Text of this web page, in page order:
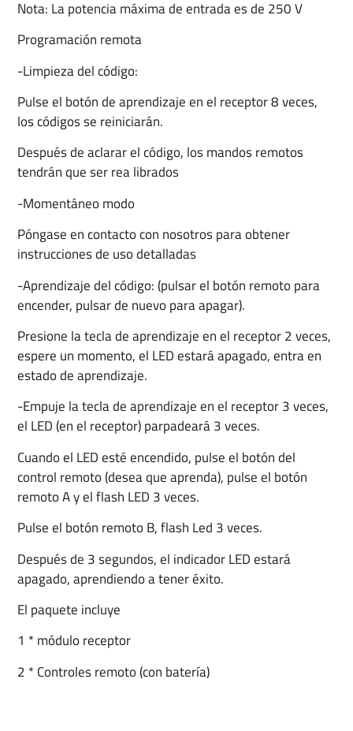
Nota: La potencia máxima de entrada es de 250 V
Programación remota
-Limpieza del código:
Pulse el botón de aprendizaje en el receptor 8 veces,
los códigos se reiniciarán.
Después de aclarar el código, los mandos remotos
tendrán que ser rea librados
-Momentáneo modo
Póngase en contacto con nosotros para obtener
instrucciones de uso detalladas
-Aprendizaje del código: (pulsar el botón remoto para
encender, pulsar de nuevo para apagar).
Presione la tecla de aprendizaje en el receptor 2 veces,
espere un momento, el LED estará apagado, entra en
estado de aprendizaje.
-Empuje la tecla de aprendizaje en el receptor 3 veces,
el LED (en el receptor) parpadeará 3 veces.
Cuando el LED esté encendido, pulse el botón del
control remoto (desea que aprenda), pulse el botón
remoto A y el flash LED 3 veces.
Pulse el botón remoto B, flash Led 3 veces.
Después de 3 segundos, el indicador LED estará
apagado, aprendiendo a tener éxito.
El paquete incluye
1 * módulo receptor
2 * Controles remoto (con batería)